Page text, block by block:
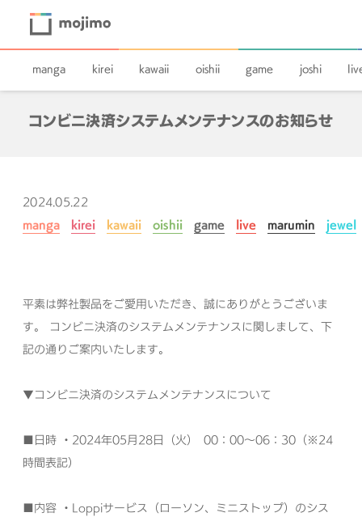
manga kirei kawaii oishii game joshi
コンビニ決済システムメンテナンスのお知らせ
2024.05.22
manga
kirei kawaii oishii game live marumin jewel
平素は弊社製品をご愛用いただき、誠にありがとうございま
す。
コンビニ決済のシステムメンテナンスに関しまして、下
記の通りご案内いたします。
▼コンビニ決済のシステムメンテナンスについて
■日時 ・2024年05月28日（火） 00：00～06：30（※24
時間表記）
■内容 ・Loppiサービス（ローソン、ミニストップ）のシス